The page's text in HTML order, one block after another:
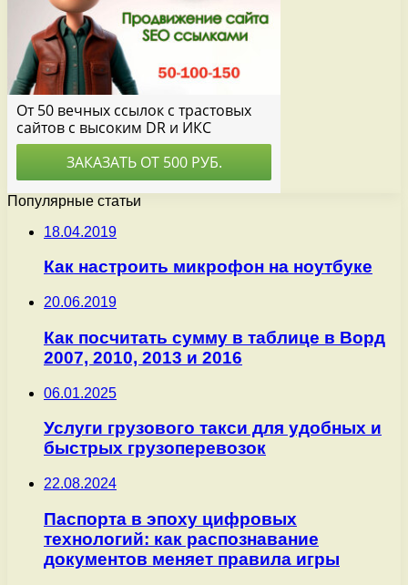
Популярные статьи
18.04.2019
Как настроить микрофон на ноутбуке
20.06.2019
Как посчитать сумму в таблице в Ворд
2007, 2010, 2013 и 2016
06.01.2025
Услуги грузового такси для удобных и
быстрых грузоперевозок
22.08.2024
Паспорта в эпоху цифровых
технологий: как распознавание
документов меняет правила игры